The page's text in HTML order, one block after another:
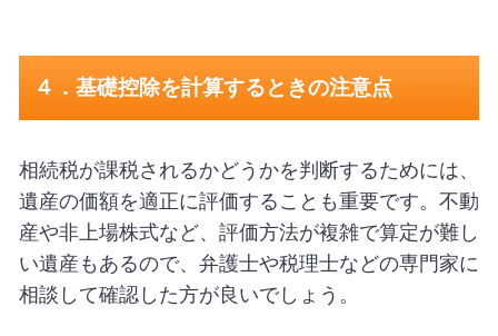
４．基礎控除を計算するときの注意点
相続税が課税されるかどうかを判断するためには、
遺産の価額を適正に評価することも重要です。不動
産や非上場株式など、評価方法が複雑で算定が難し
い遺産もあるので、弁護士や税理士などの専門家に
相談して確認した方が良いでしょう。